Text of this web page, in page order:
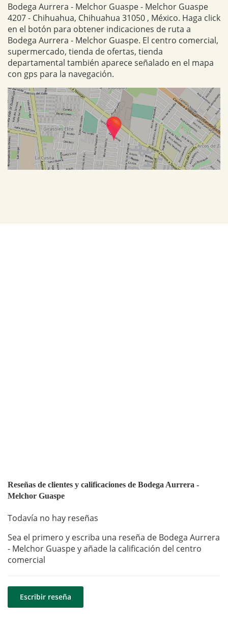
Bodega Aurrera - Melchor Guaspe - Melchor Guaspe
4207 - Chihuahua, Chihuahua 31050 , México. Haga click
en el botón para obtener indicaciones de ruta a
Bodega Aurrera - Melchor Guaspe. El centro comercial,
supermercado, tienda de ofertas, tienda
departamental también aparece señalado en el mapa
con gps para la navegación.
Reseñas de clientes y calificaciones de Bodega Aurrera -
Melchor Guaspe
Todavía no hay reseñas
Sea el primero y escriba una reseña de Bodega Aurrera
- Melchor Guaspe y añade la calificación del centro
comercial
Escribir reseña